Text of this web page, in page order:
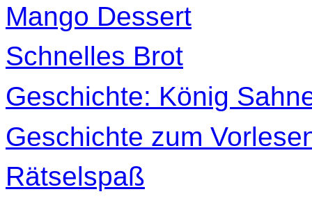
Mango Dessert
Schnelles Brot
Geschichte: König
Geschichte zum
Rätselspaß